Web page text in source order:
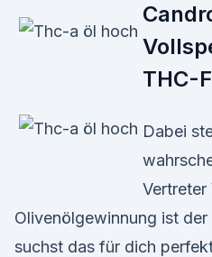
THC-
Dabei
Vertreter
Olivenölgewinnung ist
suchst das für dich